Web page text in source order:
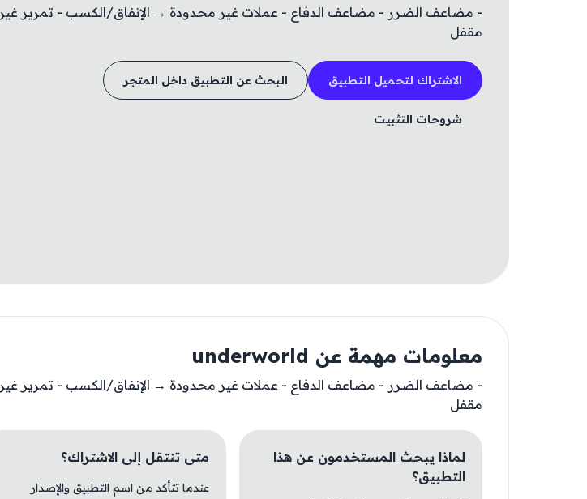
- مضاعف الضرر - مضاعف الدفاع - عملات غير محدودة → الإنفاق/الكسب - تمرير غير
مقفل
الاشتراك لتحميل التطبيق البحث عن التطبيق داخل المتجر
شروحات التثبيت
معلومات مهمة عن underworld
- مضاعف الضرر - مضاعف الدفاع - عملات غير محدودة → الإنفاق/الكسب - تمرير غير
مقفل
لماذا يبحث المستخدمون عن هذا
التطبيق؟
متى تنتقل إلى الاشتراك؟
عندما تتأكد من اسم التطبيق والإصدار